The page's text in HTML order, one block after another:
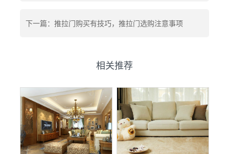
下一篇：推拉门购买有技巧，推拉门选购注意事项
相关推荐